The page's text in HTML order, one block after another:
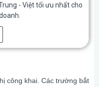
- Việt tối ưu nhất cho
công khai. Các trường bắt